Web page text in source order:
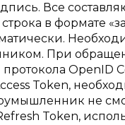
Все
в формате
При
протокола
Token,
не
Token,